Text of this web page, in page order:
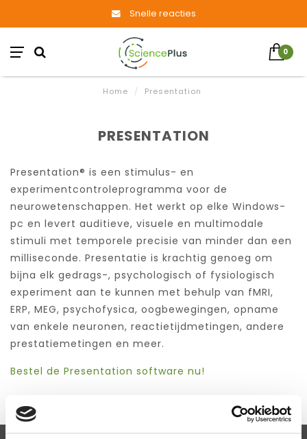
Snelle reacties
0
Home / Presentation
PRESENTATION
Presentation® is een stimulus- en
experimentcontroleprogramma voor de
neurowetenschappen. Het werkt op elke Windows-
pc en levert auditieve, visuele en multimodale
stimuli met temporele precisie van minder dan een
milliseconde. Presentatie is krachtig genoeg om
bijna elk gedrags-, psychologisch of fysiologisch
experiment aan te kunnen met behulp van fMRI,
ERP, MEG, psychofysica, oogbewegingen, opname
van enkele neuronen, reactietijdmetingen, andere
prestatiemetingen en meer.
Bestel de Presentation software nu!